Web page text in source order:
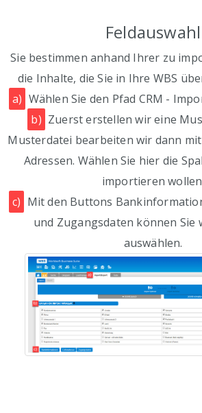
Feldauswahl
Sie bestimmen anhand Ihrer zu
die Inhalte, die Sie in Ihre WBS
a) Wählen Sie den Pfad CRM -
b) Zuerst erstellen wir eine
Musterdatei bearbeiten wir dann
Adressen. Wählen Sie hier die
importieren
c) Mit den Buttons
und Zugangsdaten können Sie
auswählen.